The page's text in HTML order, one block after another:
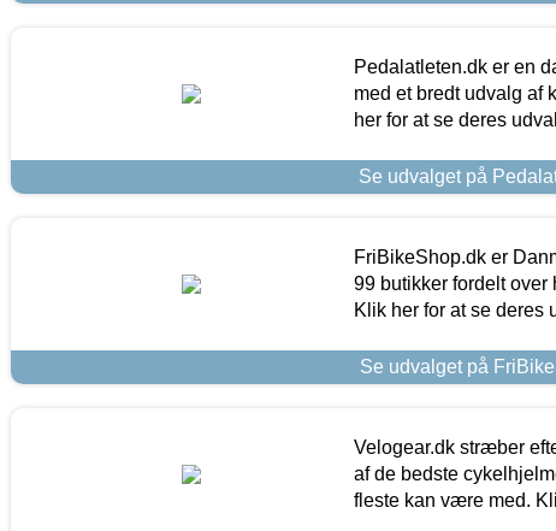
Pedalatleten.dk er en
med et bredt udvalg af
her for at se deres
Se udvalget på
FriBikeShop.dk er
99 butikker fordelt over
Klik her for at se deres
Se udvalget på
Velogear.dk stræber
af de bedste
fleste kan være med.